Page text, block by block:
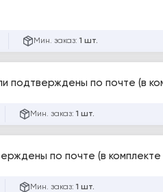
Мин. заказ: 1 шт.
подтверждены по почте (в
Мин. заказ: 1 шт.
по почте (в комплекте
Мин. заказ: 1 шт.